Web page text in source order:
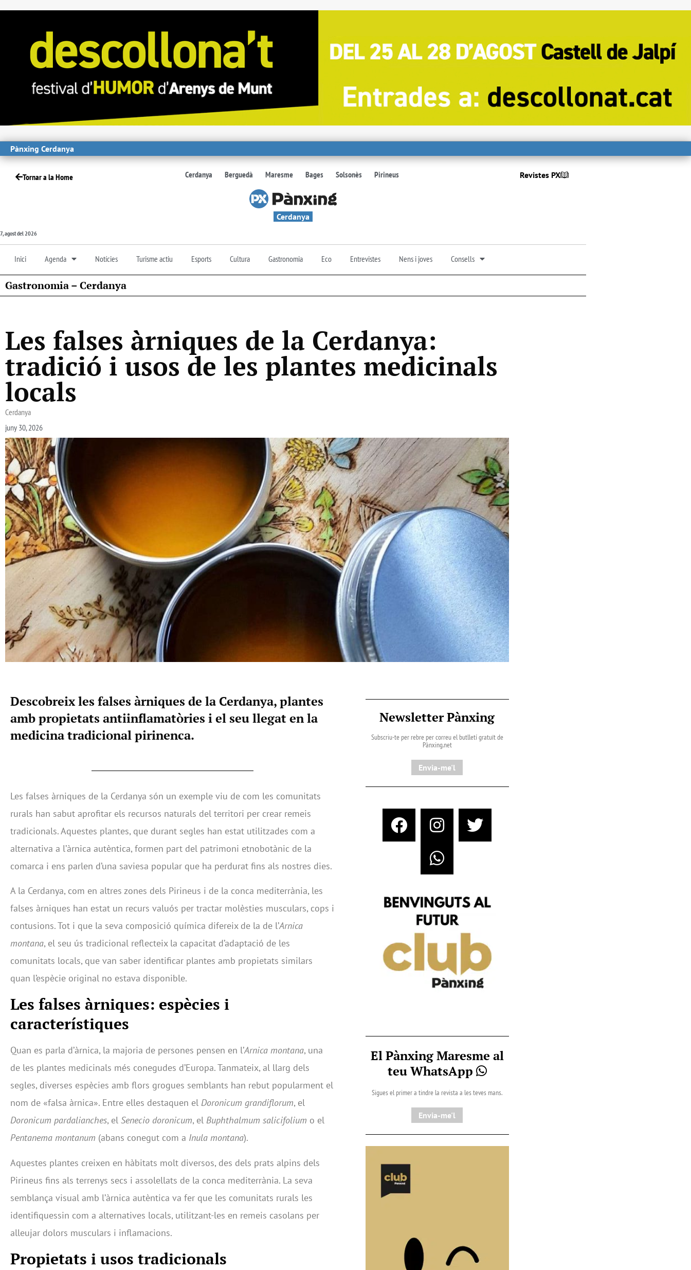
Pànxing Cerdanya
Tornar a la Home Cerdanya Berguedà Maresme Bages Solsonès Pirineus Revistes PX
Cerdanya
7, agost del 2026
Inici Agenda Notícies Turisme actiu Esports Cultura Gastronomia Eco Entrevistes Nens i joves Consells
Gastronomia – Cerdanya
Les falses àrniques de la Cerdanya:
tradició i usos de les plantes medicinals
locals
Cerdanya
juny 30, 2026
Descobreix les falses àrniques de la Cerdanya, plantes
amb propietats antiinflamatòries i el seu llegat en la
medicina tradicional pirinenca.
Les falses àrniques de la Cerdanya són un exemple viu de com les comunitats
rurals han sabut aprofitar els recursos naturals del territori per crear remeis
tradicionals. Aquestes plantes, que durant segles han estat utilitzades com a
alternativa a l’àrnica autèntica, formen part del patrimoni etnobotànic de la
comarca i ens parlen d’una saviesa popular que ha perdurat fins als nostres dies.
A la Cerdanya, com en altres zones dels Pirineus i de la conca mediterrània, les
falses àrniques han estat un recurs valuós per tractar molèsties musculars, cops i
contusions. Tot i que la seva composició química difereix de la de l’Arnica
montana, el seu ús tradicional reflecteix la capacitat d’adaptació de les
comunitats locals, que van saber identificar plantes amb propietats similars
quan l’espècie original no estava disponible.
Les falses àrniques: espècies i
característiques
Quan es parla d’àrnica, la majoria de persones pensen en l’Arnica montana, una
de les plantes medicinals més conegudes d’Europa. Tanmateix, al llarg dels
segles, diverses espècies amb flors grogues semblants han rebut popularment el
nom de «falsa àrnica». Entre elles destaquen el Doronicum grandiflorum, el
Doronicum pardalianches, el Senecio doronicum, el Buphthalmum salicifolium o el
Pentanema montanum (abans conegut com a Inula montana).
Aquestes plantes creixen en hàbitats molt diversos, des dels prats alpins dels
Pirineus fins als terrenys secs i assolellats de la conca mediterrània. La seva
semblança visual amb l’àrnica autèntica va fer que les comunitats rurals les
identifiquessin com a alternatives locals, utilitzant-les en remeis casolans per
alleujar dolors musculars i inflamacions.
Propietats i usos tradicionals
Newsletter Pànxing
Subscriu-te per rebre per correu el butlletí gratuït de
Pànxing.net​
Envia-me'l
El Pànxing Maresme al
teu WhatsApp
Sigues el primer a tindre la revista a les teves mans.
Envia-me'l